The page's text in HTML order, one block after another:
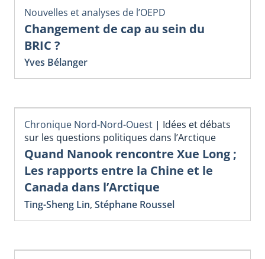
Nouvelles et analyses de l’OEPD
Changement de cap au sein du
BRIC ?
Yves Bélanger
Chronique Nord-Nord-Ouest | Idées et débats
sur les questions politiques dans l’Arctique
Quand Nanook rencontre Xue Long ;
Les rapports entre la Chine et le
Canada dans l’Arctique
Ting-Sheng Lin, Stéphane Roussel